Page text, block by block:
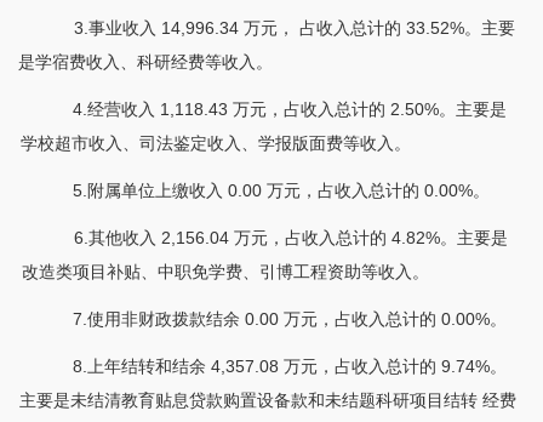
3.事业收入 14,996.34 万元， 占收入总计的 33.52%。主要
是学宿费收入、科研经费等收入。
4.经营收入 1,118.43 万元，占收入总计的 2.50%。主要是
学校超市收入、司法鉴定收入、学报版面费等收入。
5.附属单位上缴收入 0.00 万元，占收入总计的 0.00%。
6.其他收入 2,156.04 万元，占收入总计的 4.82%。主要是
改造类项目补贴、中职免学费、引博工程资助等收入。
7.使用非财政拨款结余 0.00 万元，占收入总计的 0.00%。
8.上年结转和结余 4,357.08 万元，占收入总计的 9.74%。
主要是未结清教育贴息贷款购置设备款和未结题科研项目结转 经费